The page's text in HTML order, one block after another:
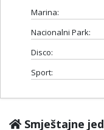
Marina:
Nacionalni Park:
Disco:
Sport:
Smještajne